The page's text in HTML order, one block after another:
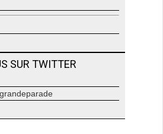
SUR TWITTER